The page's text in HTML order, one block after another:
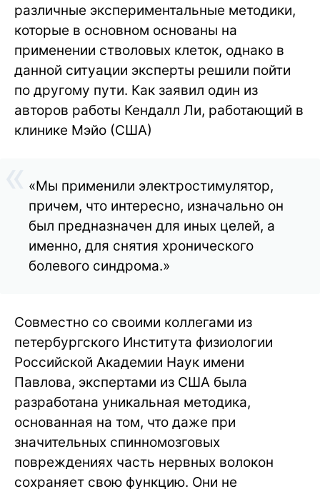
различные экспериментальные методики,
которые в основном основаны на
применении стволовых клеток, однако в
данной ситуации эксперты решили пойти
по другому пути. Как заявил один из
авторов работы Кендалл Ли, работающий в
клинике Мэйо (США)
«Мы применили электростимулятор,
причем, что интересно, изначально он
был предназначен для иных целей, а
именно, для снятия хронического
болевого синдрома.»
Совместно со своими коллегами из
петербургского Института физиологии
Российской Академии Наук имени
Павлова, экспертами из США была
разработана уникальная методика,
основанная на том, что даже при
значительных спинномозговых
повреждениях часть нервных волокон
сохраняет свою функцию. Они не